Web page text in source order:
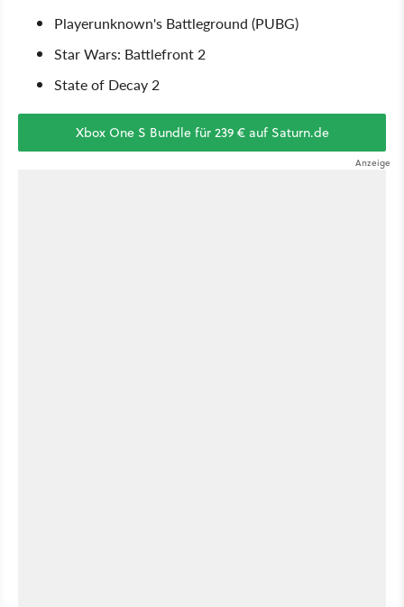
Playerunknown's Battleground (PUBG)
Star Wars: Battlefront 2
State of Decay 2
Xbox One S Bundle für 239 € auf Saturn.de